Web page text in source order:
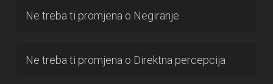
Ne treba ti promjena o Negiranje
Ne treba ti promjena o Direktna percepcija